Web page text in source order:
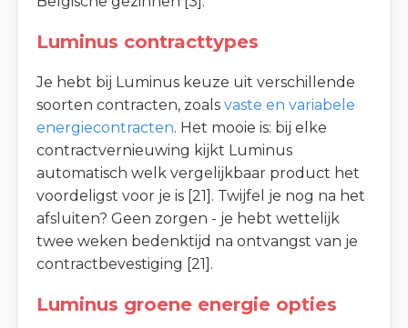
Luminus contracttypes
Je hebt bij Luminus keuze uit verschillende
soorten contracten, zoals vaste en variabele
energiecontracten. Het mooie is: bij elke
contractvernieuwing kijkt Luminus
automatisch welk vergelijkbaar product het
voordeligst voor je is [21]. Twijfel je nog na het
afsluiten? Geen zorgen - je hebt wettelijk
twee weken bedenktijd na ontvangst van je
contractbevestiging [21].
Luminus groene energie opties